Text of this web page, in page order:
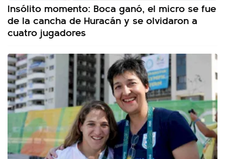
Insólito momento: Boca ganó, el micro se fue
de la cancha de Huracán y se olvidaron a
cuatro jugadores